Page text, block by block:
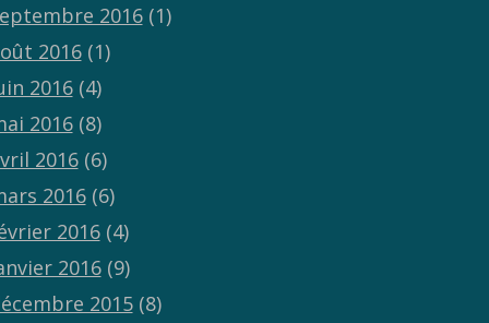
2016(1)
2016(1)
2016(4)
2016(8)
2016(6)
2016(6)
2016(4)
2016(9)
2015(8)